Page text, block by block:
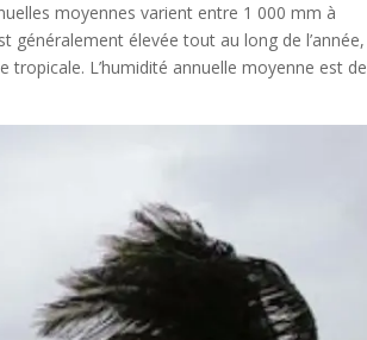
moyennes varient entre 1 000 mm à
généralement élevée tout au long de l’année,
L’humidité annuelle moyenne est de